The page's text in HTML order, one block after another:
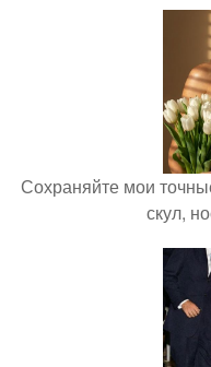
Сохраняйте мои
скул,